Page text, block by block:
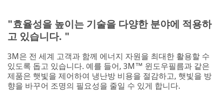
"효율성을 높이는 기술을 다양한 분야에 적용하
고 있습니다. "
3M은 전 세계 고객과 함께 에너지 자원을 최대한 활용할 수
있도록 돕고 있습니다. 예를 들어, 3M™ 윈도우필름과 같은
제품은 햇빛을 제어하여 냉난방 비용을 절감하고, 햇빛을 방
향을 바꾸어 조명의 필요성을 줄일 수 있게 합니다.